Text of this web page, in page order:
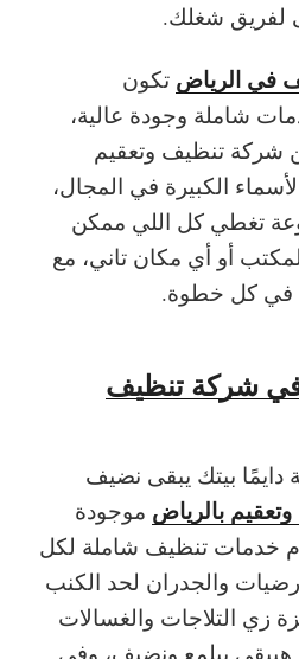
لفريق شغلك.
في الرياض تكون
شاملة وجودة عالية،
تنظيف وتعقيم
الكبيرة في المجال،
تغطي كل اللي ممكن
أو أي مكان تاني، مع
في كل خطوة.
شركة تنظيف
دايمًا بيتك يبقى نضيف
بالرياض موجودة
خدمات تنظيف شاملة لكل
والجدران لحد الكنب
زي التلاجات والغسالات
هيبقى بيلمع ونضيف، وفي